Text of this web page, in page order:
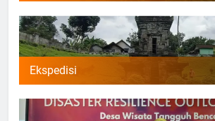
Ekspedisi